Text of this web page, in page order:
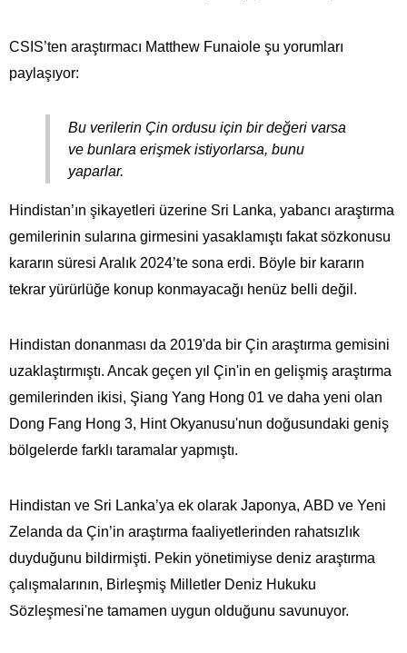
CSIS’ten araştırmacı Matthew Funaiole şu yorumları
paylaşıyor:
Bu verilerin Çin ordusu için bir değeri varsa
ve bunlara erişmek istiyorlarsa, bunu
yaparlar.
Hindistan’ın şikayetleri üzerine Sri Lanka, yabancı araştırma
gemilerinin sularına girmesini yasaklamıştı fakat sözkonusu
kararın süresi Aralık 2024’te sona erdi. Böyle bir kararın
tekrar yürürlüğe konup konmayacağı henüz belli değil.
Hindistan donanması da 2019'da bir Çin araştırma gemisini
uzaklaştırmıştı. Ancak geçen yıl Çin'in en gelişmiş araştırma
gemilerinden ikisi, Şiang Yang Hong 01 ve daha yeni olan
Dong Fang Hong 3, Hint Okyanusu'nun doğusundaki geniş
bölgelerde farklı taramalar yapmıştı.
Hindistan ve Sri Lanka’ya ek olarak Japonya, ABD ve Yeni
Zelanda da Çin’in araştırma faaliyetlerinden rahatsızlık
duyduğunu bildirmişti. Pekin yönetimiyse deniz araştırma
çalışmalarının, Birleşmiş Milletler Deniz Hukuku
Sözleşmesi'ne tamamen uygun olduğunu savunuyor.